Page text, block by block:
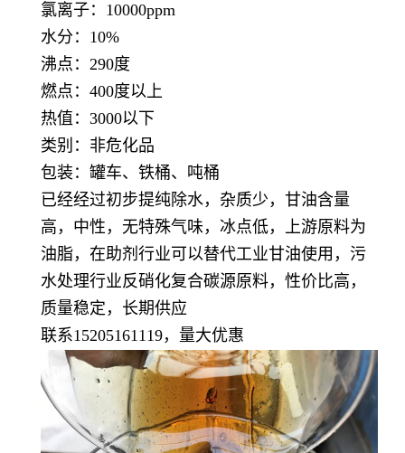
氯离子：10000ppm
水分：10%
沸点：290度
燃点：400度以上
热值：3000以下
类别：非危化品
包装：罐车、铁桶、吨桶
已经经过初步提纯除水，杂质少，甘油含量
高，中性，无特殊气味，冰点低，上游原料为
油脂，在助剂行业可以替代工业甘油使用，污
水处理行业反硝化复合碳源原料，性价比高，
质量稳定，长期供应
联系15205161119，量大优惠